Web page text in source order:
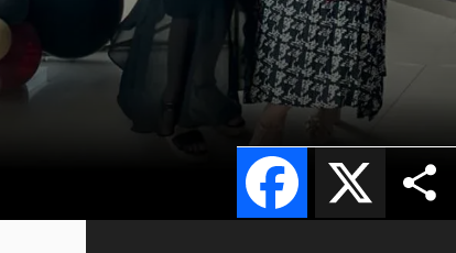
X
Facebook